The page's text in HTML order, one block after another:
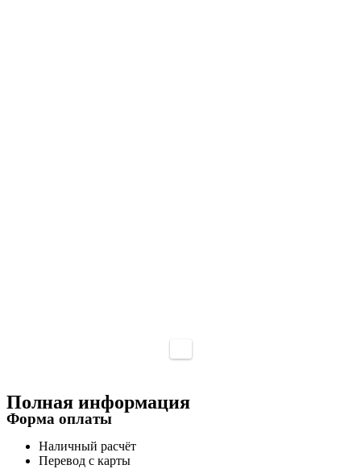
Полная информация
Форма оплаты
Наличный расчёт
Перевод с карты